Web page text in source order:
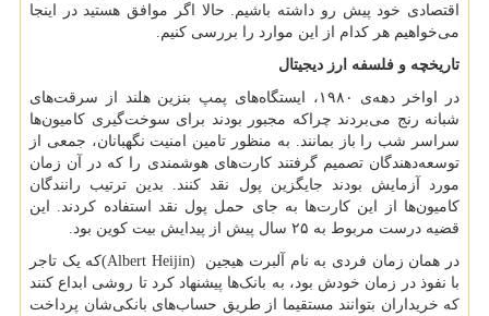
اقتصادی خود پیش رو داشته باشیم. حالا اگر موافق هستید در اینجا
می‌خواهیم هر کدام از این موارد را بررسی کنیم.
تاریخچه و فلسفه ارز دیجیتال
در اواخر دهه‌ی ۱۹۸۰، ایستگاه‌های پمپ بنزین هلند از سرقت‌های
شبانه رنج می‌بردند چراکه مجبور بودند برای سوخت‌گیری کامیون‌ها
سراسر شب را باز بمانند. به منظور تامین امنیت نگهبانان، جمعی از
توسعه‌دهندگان تصمیم گرفتند کارت‌های هوشمندی را که در آن زمان
مورد آزمایش بودند جایگزین پول نقد کنند. بدین ترتیب رانندگان
کامیون‌ها از این کارت‌ها به جای حمل پول نقد استفاده کردند. این
قضیه درست مربوط به ۲۵ سال پیش از پیدایش بیت کوین بود.
در همان زمان فردی به نام آلبرت هیجین (Albert Heijin)که یک تاجر
با نفوذ در زمان خودش بود، به بانک‌ها پیشنهاد کرد تا روشی ابداع کنند
که خریداران بتوانند مستقیما از طریق حساب‌های بانکی‌شان پرداخت